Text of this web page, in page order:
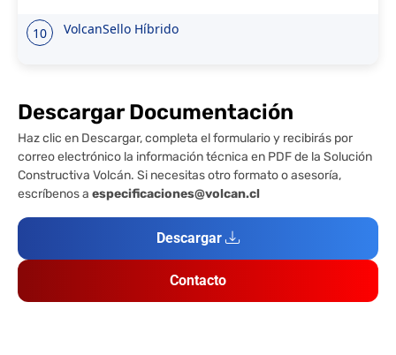
10 VolcanSello Híbrido
Descargar Documentación
Haz clic en Descargar, completa el formulario y recibirás por
correo electrónico la información técnica en PDF de la Solución
Constructiva Volcán. Si necesitas otro formato o asesoría,
escríbenos a especificaciones@volcan.cl
Descargar
Contacto